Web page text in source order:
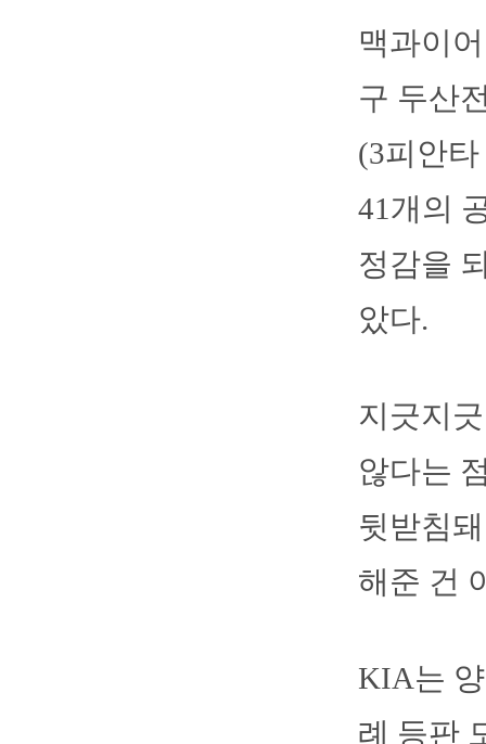
맥과이
구 두산
(3피안
41개의
정감을
았다.
지긋지
않다는
뒷받침
해준 건
KIA는
례 등판